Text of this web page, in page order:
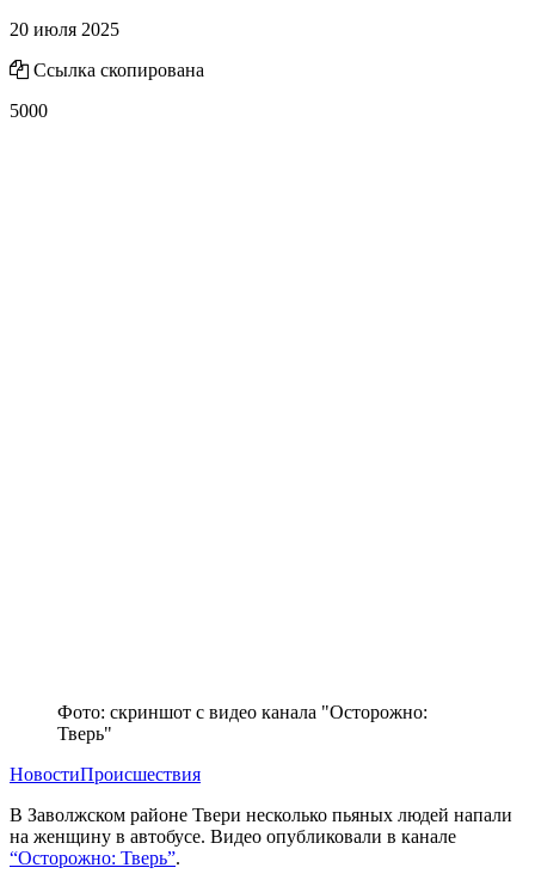
20 июля 2025
Ссылка скопирована
5000
Фото: скриншот с видео канала "Осторожно:
Тверь"
НовостиПроисшествия
В Заволжском районе Твери несколько пьяных людей напали
на женщину в автобусе. Видео опубликовали в канале
“Осторожно: Тверь”.